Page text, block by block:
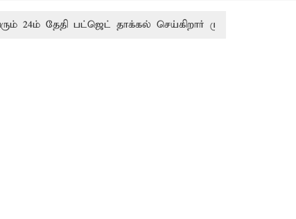
தேதி பட்ஜெட் தாக்கல் செய்கிறார் முதல்-அமைச்சர் ரங்கசாமி